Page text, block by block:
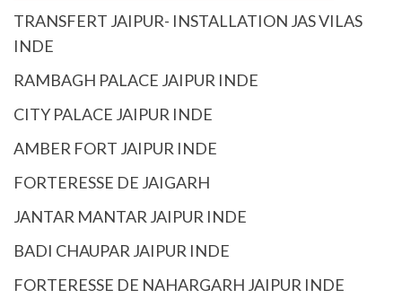
TRANSFERT JAIPUR- INSTALLATION JAS VILAS
INDE
RAMBAGH PALACE JAIPUR INDE
CITY PALACE JAIPUR INDE
AMBER FORT JAIPUR INDE
FORTERESSE DE JAIGARH
JANTAR MANTAR JAIPUR INDE
BADI CHAUPAR JAIPUR INDE
FORTERESSE DE NAHARGARH JAIPUR INDE